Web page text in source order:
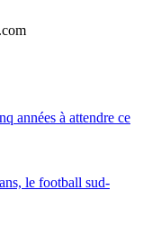
années à attendre ce
le football sud-